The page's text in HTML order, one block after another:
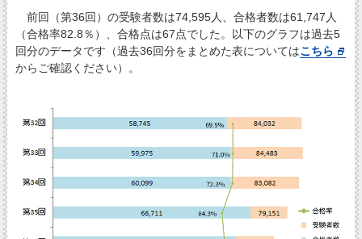
前回（第36回）の受験者数は74,595人、合格者数は61,747人
（合格率82.8％）、合格点は67点でした。以下のグラフは過去5
回分のデータです（過去36回分をまとめた表についてはこちら
からご確認ください）。